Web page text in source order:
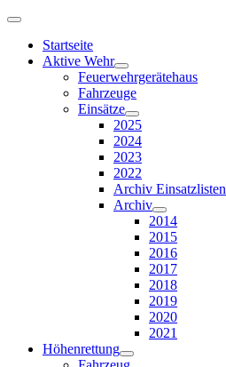
Startseite
Aktive Wehr
Feuerwehrgerätehaus
Fahrzeuge
Einsätze
2025
2024
2023
2022
Archiv Einsatzlisten
Archiv
2014
2015
2016
2017
2018
2019
2020
2021
Höhenrettung